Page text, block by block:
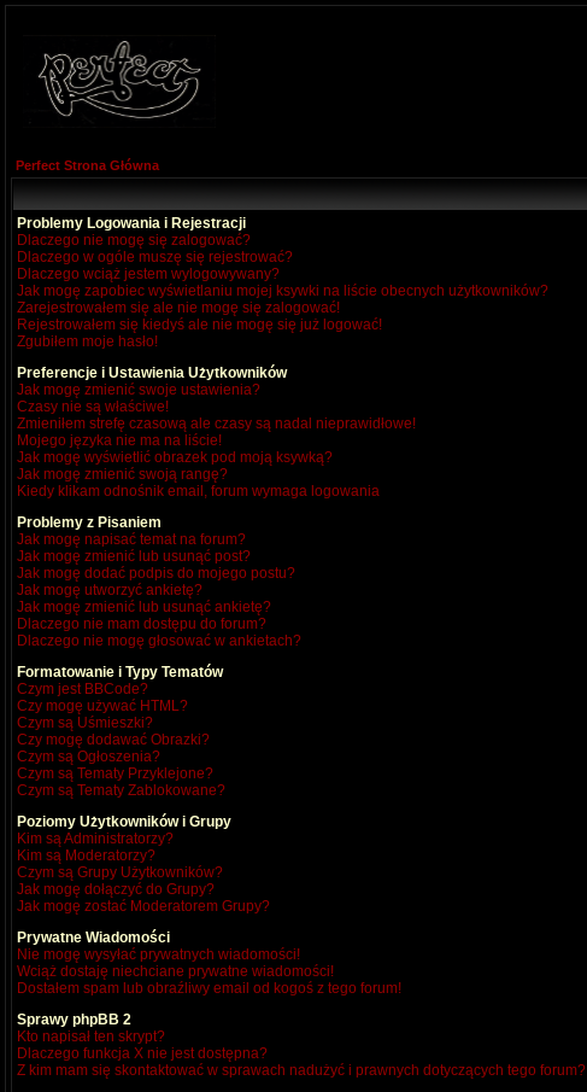
Perfect Strona Główna
Problemy Logowania i Rejestracji
Dlaczego nie mogę się zalogować?
Dlaczego w ogóle muszę się rejestrować?
Dlaczego wciąż jestem wylogowywany?
Jak mogę zapobiec wyświetlaniu mojej ksywki na liście obecnych użytkowników?
Zarejestrowałem się ale nie mogę się zalogować!
Rejestrowałem się kiedyś ale nie mogę się już logować!
Zgubiłem moje hasło!
Preferencje i Ustawienia Użytkowników
Jak mogę zmienić swoje ustawienia?
Czasy nie są właściwe!
Zmieniłem strefę czasową ale czasy są nadal nieprawidłowe!
Mojego języka nie ma na liście!
Jak mogę wyświetlić obrazek pod moją ksywką?
Jak mogę zmienić swoją rangę?
Kiedy klikam odnośnik email, forum wymaga logowania
Problemy z Pisaniem
Jak mogę napisać temat na forum?
Jak mogę zmienić lub usunąć post?
Jak mogę dodać podpis do mojego postu?
Jak mogę utworzyć ankietę?
Jak mogę zmienić lub usunąć ankietę?
Dlaczego nie mam dostępu do forum?
Dlaczego nie mogę głosować w ankietach?
Formatowanie i Typy Tematów
Czym jest BBCode?
Czy mogę używać HTML?
Czym są Uśmieszki?
Czy mogę dodawać Obrazki?
Czym są Ogłoszenia?
Czym są Tematy Przyklejone?
Czym są Tematy Zablokowane?
Poziomy Użytkowników i Grupy
Kim są Administratorzy?
Kim są Moderatorzy?
Czym są Grupy Użytkowników?
Jak mogę dołączyć do Grupy?
Jak mogę zostać Moderatorem Grupy?
Prywatne Wiadomości
Nie mogę wysyłać prywatnych wiadomości!
Wciąż dostaję niechciane prywatne wiadomości!
Dostałem spam lub obraźliwy email od kogoś z tego forum!
Sprawy phpBB 2
Kto napisał ten skrypt?
Dlaczego funkcja X nie jest dostępna?
Z kim mam się skontaktować w sprawach nadużyć i prawnych dotyczących tego forum?